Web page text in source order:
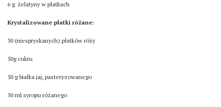
6 g żelatyny w płatkach
Krystalizowane płatki różane:
30 (niespryskanych) płatków róży
50g cukru
50 g białka jaj, pasteryzowanego
50 ml syropu różanego